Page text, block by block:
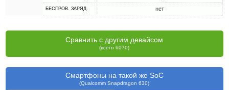
БЕСПРОВ. ЗАРЯД. нет
Сравнить с другим девайсом
(всего 6070)
Смартфоны на такой же SoC
(Qualcomm Snapdragon 630)